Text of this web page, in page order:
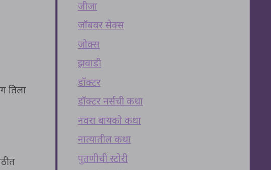
तिला
जीजा
जॉबवर सेक्स
जोक्स
झवाडी
डॉक्टर
डॉक्टर नर्सची कथा
नवरा बायको कथा
नात्यातील कथा
पुतणीची स्टोरी